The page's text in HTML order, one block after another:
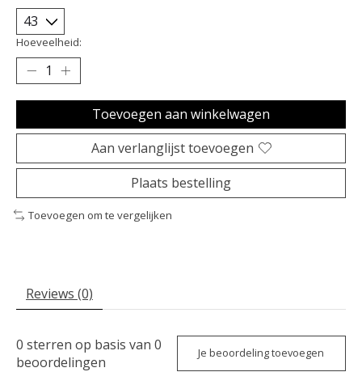
Hoeveelheid:
Toevoegen aan winkelwagen
Aan verlanglijst toevoegen
Plaats bestelling
Toevoegen om te vergelijken
Reviews (0)
0 sterren op basis van 0
beoordelingen
Je beoordeling toevoegen